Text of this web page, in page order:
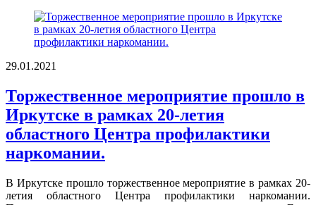
29.01.2021
Торжественное мероприятие прошло в
Иркутске в рамках 20-летия
областного Центра профилактики
наркомании.
В Иркутске прошло торжественное мероприятие в рамках 20-
летия областного Центра профилактики наркомании.